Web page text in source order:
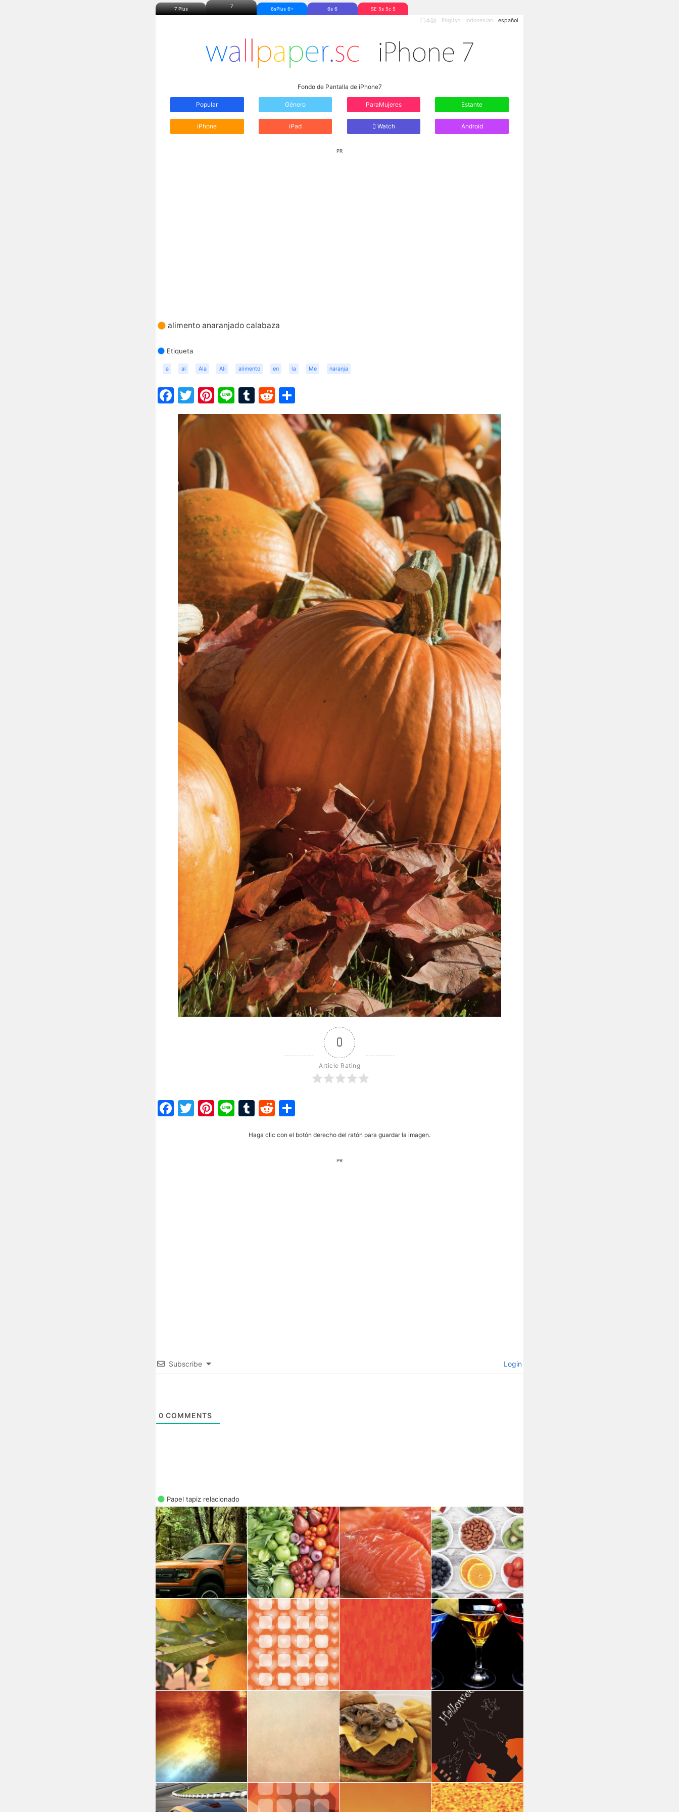
7 Plus 7 6sPlus 6+ 6s 6 SE 5s 5c 5
日本語 English Indonesian español
Fondo de Pantalla de iPhone7
Popular Género ParaMujeres Estante
iPhone iPad Watch Android
PR
alimento anaranjado calabaza
Etiqueta
a al Ala Ali alimento en la Me naranja
Facebook
Twitter
Pinterest
LineTumblr
Reddit
0
Article Rating
Facebook
Twitter
Pinterest
LineTumblr
Reddit
Haga clic con el botón derecho del ratón para guardar la imagen.
PR
Subscribe Login
0 COMMENTS
Papel tapiz relacionado